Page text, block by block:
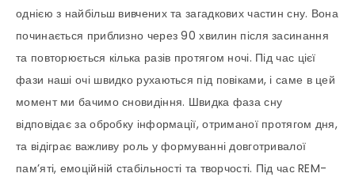
однією з найбільш вивчених та загадкових частин сну. Вона
починається приблизно через 90 хвилин після засинання
та повторюється кілька разів протягом ночі. Під час цієї
фази наші очі швидко рухаються під повіками, і саме в цей
момент ми бачимо сновидіння. Швидка фаза сну
відповідає за обробку інформації, отриманої протягом дня,
та відіграє важливу роль у формуванні довготривалої
пам’яті, емоційній стабільності та творчості. Під час REM-